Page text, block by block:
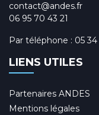
contact@andes.fr
06 95 70 43 21
Par téléphone : 05
LIENS UTILES
Partenaires ANDES
Mentions légales